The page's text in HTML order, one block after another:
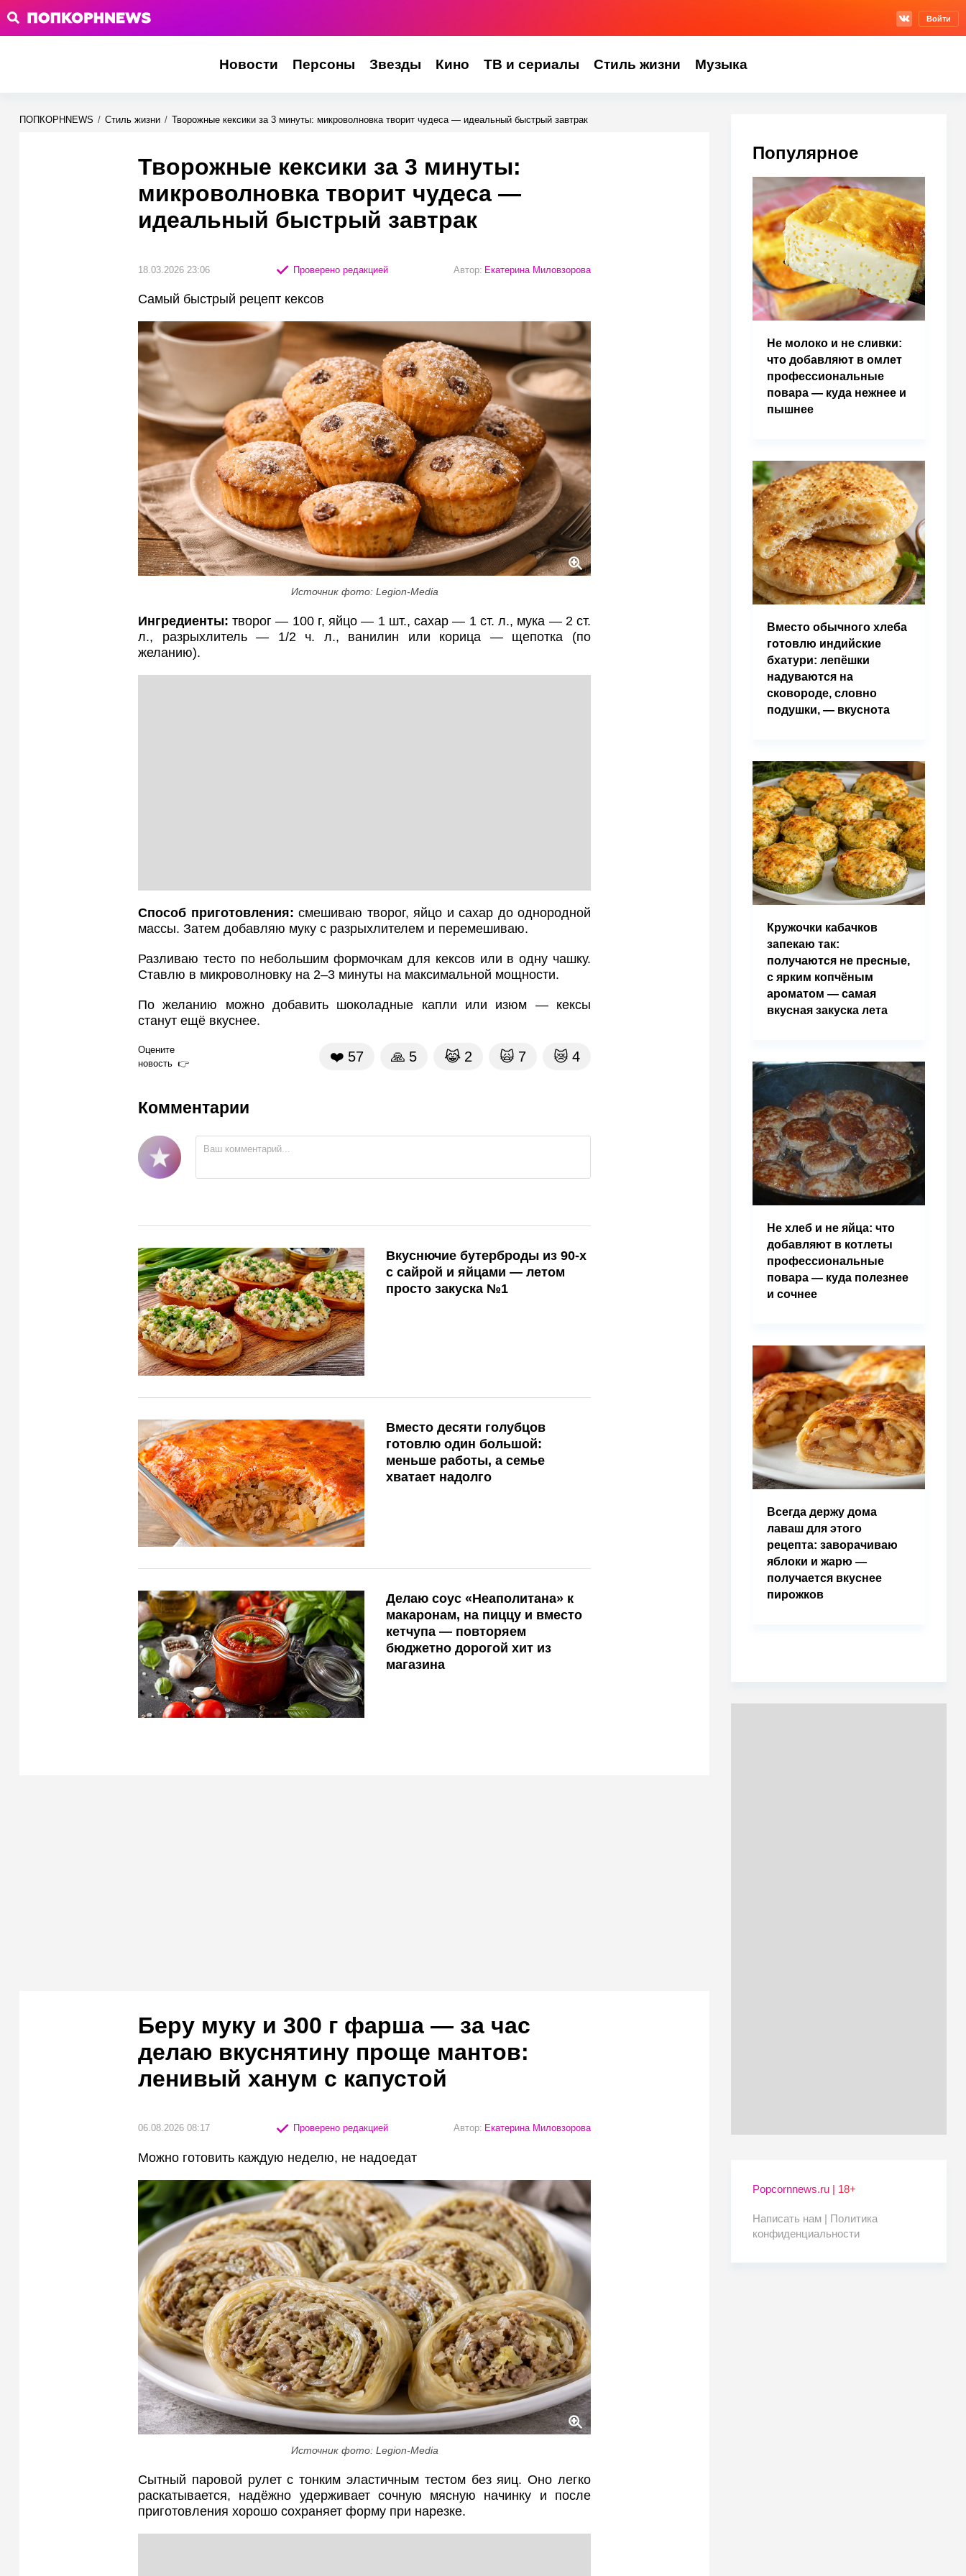
Войти
Новости Персоны Звезды Кино ТВ и сериалы Стиль жизни Музыка
ПОПКОРНNEWS / Стиль жизни / Творожные кексики за 3 минуты: микроволновка творит чудеса — идеальный быстрый завтрак
Творожные кексики за 3 минуты:
микроволновка творит чудеса —
идеальный быстрый завтрак
18.03.2026 23:06 Проверено редакцией Автор: Екатерина Миловзорова
Самый быстрый рецепт кексов
Источник фото: Legion-Media
Ингредиенты: творог — 100 г, яйцо — 1 шт., сахар — 1 ст. л., мука — 2 ст.
л., разрыхлитель — 1/2 ч. л., ванилин или корица — щепотка (по
желанию).
Способ приготовления: смешиваю творог, яйцо и сахар до однородной
массы. Затем добавляю муку с разрыхлителем и перемешиваю.
Разливаю тесто по небольшим формочкам для кексов или в одну чашку.
Ставлю в микроволновку на 2–3 минуты на максимальной мощности.
По желанию можно добавить шоколадные капли или изюм — кексы
станут ещё вкуснее.
Оцените
новость
❤️ 57 🙏 5 😹 2 🙀 7 😿 4
Комментарии
Вкуснючие бутерброды из 90-х
с сайрой и яйцами — летом
просто закуска №1
Вместо десяти голубцов
готовлю один большой:
меньше работы, а семье
хватает надолго
Делаю соус «Неаполитана» к
макаронам, на пиццу и вместо
кетчупа — повторяем
бюджетно дорогой хит из
магазина
Беру муку и 300 г фарша — за час
делаю вкуснятину проще мантов:
ленивый ханум с капустой
06.08.2026 08:17 Проверено редакцией Автор: Екатерина Миловзорова
Можно готовить каждую неделю, не надоедат
Источник фото: Legion-Media
Сытный паровой рулет с тонким эластичным тестом без яиц. Оно легко
раскатывается, надёжно удерживает сочную мясную начинку и после
приготовления хорошо сохраняет форму при нарезке.
Популярное
Не молоко и не сливки:
что добавляют в омлет
профессиональные
повара — куда нежнее и
пышнее
Вместо обычного хлеба
готовлю индийские
бхатури: лепёшки
надуваются на
сковороде, словно
подушки, — вкуснота
Кружочки кабачков
запекаю так:
получаются не пресные,
с ярким копчёным
ароматом — самая
вкусная закуска лета
Не хлеб и не яйца: что
добавляют в котлеты
профессиональные
повара — куда полезнее
и сочнее
Всегда держу дома
лаваш для этого
рецепта: заворачиваю
яблоки и жарю —
получается вкуснее
пирожков
Popcornnews.ru | 18+
Написать нам | Политика
конфиденциальности